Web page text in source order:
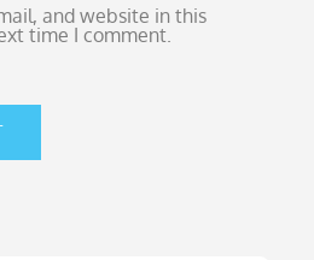
and website in this
time I comment.